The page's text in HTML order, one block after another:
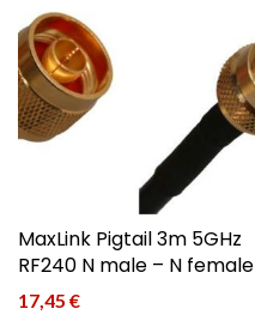
MaxLink Pigtail 3m 5GHz
RF240 N male – N female
17,45 €